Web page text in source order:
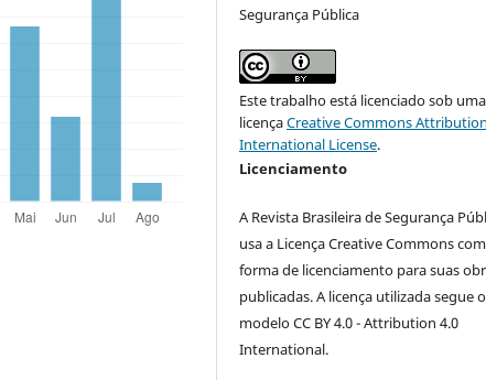
Segurança Pública
Este trabalho está licenciado sob uma
licençaCreative Commons
International License.
Licenciamento
A Revista Brasileira de Segurança
usa a Licença Creative Commons
forma de licenciamento para suas
publicadas. A licença utilizada segue o
modelo CC BY 4.0 - Attribution 4.0
International.